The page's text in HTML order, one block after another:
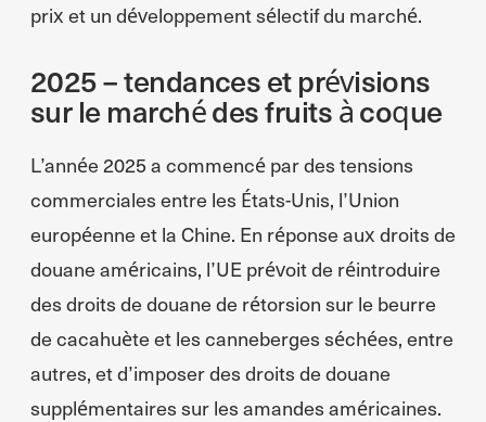
prix et un développement sélectif du marché.
2025 – tendances et prévisions
sur le marché des fruits à coque
L’année 2025 a commencé par des tensions
commerciales entre les États-Unis, l’Union
européenne et la Chine. En réponse aux droits de
douane américains, l’UE prévoit de réintroduire
des droits de douane de rétorsion sur le beurre
de cacahuète et les canneberges séchées, entre
autres, et d’imposer des droits de douane
supplémentaires sur les amandes américaines.